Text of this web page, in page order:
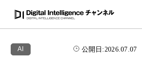
AI 公開日:2026.07.07